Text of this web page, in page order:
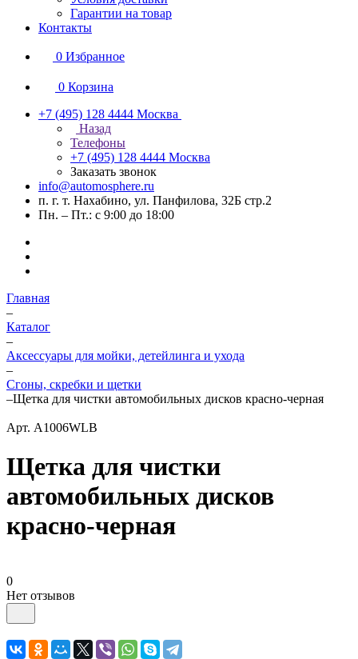
Гарантии на товар
Контакты
0 Избранное
0 Корзина
+7 (495) 128 4444 Москва
Назад
Телефоны
+7 (495) 128 4444 Москва
Заказать звонок
info@automosphere.ru
п. г. т. Нахабино, ул. Панфилова, 32Б стр.2
Пн. – Пт.: с 9:00 до 18:00
Главная
–
Каталог
–
Аксессуары для мойки, детейлинга и ухода
–
Сгоны, скребки и щетки
–Щетка для чистки автомобильных дисков красно-черная
Арт. A1006WLB
Щетка для чистки
автомобильных дисков
красно-черная
0
Нет отзывов